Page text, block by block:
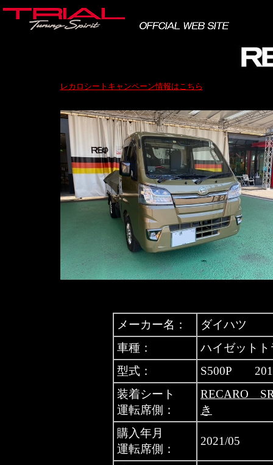
レカロシートキャンペーン情報はこちら
メーカー名：
ダイハツ
車種：
ハイゼットト
型式：
S500P
装着シート
運転席側：
RECARO
き
購入年月
運転席側：
2021/05